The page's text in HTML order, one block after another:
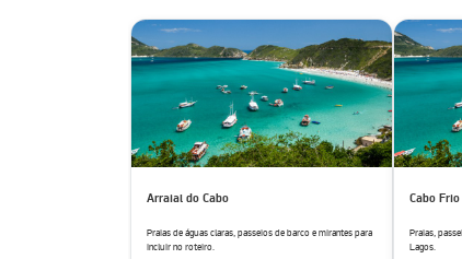
Arraial do Cabo
Praias de águas claras, passeios de barco e mirantes para
incluir no roteiro.
Cabo Frio
Praias,
Lagos.